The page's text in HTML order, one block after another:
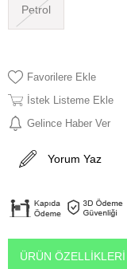
Petrol
Favorilere Ekle
İstek Listeme Ekle
Gelince Haber Ver
Yorum Yaz
ÜRÜN ÖZELLIKLERI